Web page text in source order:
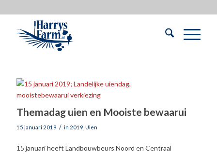
Themadag uien en Mooiste bewaarui
15 januari 2019 / in 2019 Uien
15 januari heeft Landbouwbeurs Noord en Centraal